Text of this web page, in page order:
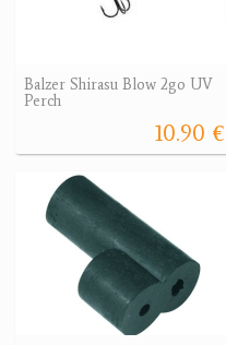
Balzer Shirasu Blow 2go UV
Perch
10.90 €